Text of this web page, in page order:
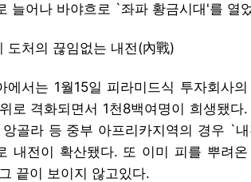
늘어나 바야흐로 `좌파 황금시대'를 열
처의 끊임없는 내전(內戰)
에서는 1월15일 피라미드식 투자회사
로 격화되면서 1천8백여명이 희생됐
앙골라 등 중부 아프리카지역의 경우 `
내전이 확산됐다. 또 이미 피를 뿌려
끝이 보이지 않고있다.